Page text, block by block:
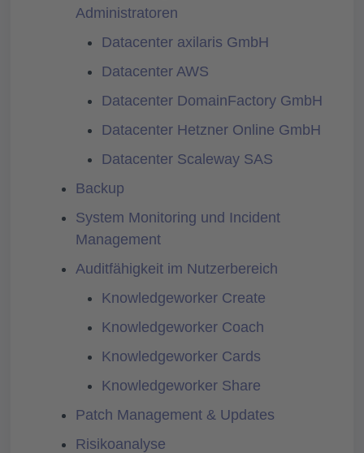
Administratoren
Datacenter axilaris GmbH
Datacenter AWS
Datacenter DomainFactory GmbH
Datacenter Hetzner Online GmbH
Datacenter Scaleway SAS
Backup
System Monitoring und Incident
Management
Auditfähigkeit im Nutzerbereich
Knowledgeworker Create
Knowledgeworker Coach
Knowledgeworker Cards
Knowledgeworker Share
Patch Management & Updates
Risikoanalyse